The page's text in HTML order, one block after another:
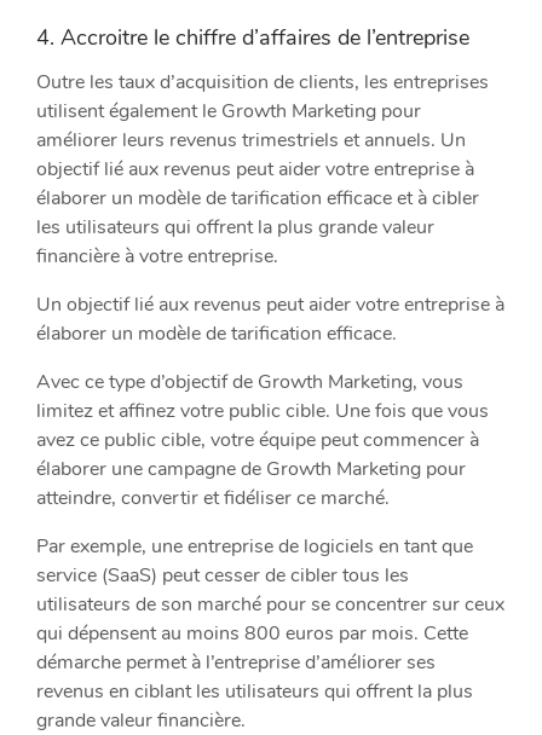
4. Accroitre le chiffre d’affaires de l’entreprise
Outre les taux d’acquisition de clients, les entreprises
utilisent également le Growth Marketing pour
améliorer leurs revenus trimestriels et annuels. Un
objectif lié aux revenus peut aider votre entreprise à
élaborer un modèle de tarification efficace et à cibler
les utilisateurs qui offrent la plus grande valeur
financière à votre entreprise.
Un objectif lié aux revenus peut aider votre entreprise à
élaborer un modèle de tarification efficace.
Avec ce type d’objectif de Growth Marketing, vous
limitez et affinez votre public cible. Une fois que vous
avez ce public cible, votre équipe peut commencer à
élaborer une campagne de Growth Marketing pour
atteindre, convertir et fidéliser ce marché.
Par exemple, une entreprise de logiciels en tant que
service (SaaS) peut cesser de cibler tous les
utilisateurs de son marché pour se concentrer sur ceux
qui dépensent au moins 800 euros par mois. Cette
démarche permet à l’entreprise d’améliorer ses
revenus en ciblant les utilisateurs qui offrent la plus
grande valeur financière.